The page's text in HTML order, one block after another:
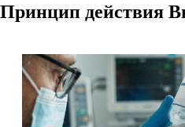
Принцип действия